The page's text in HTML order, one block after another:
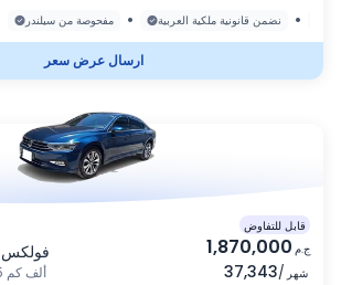
مفحوصة من سيلندر • نضمن قانونية ملكية العربية •
ارسال عرض سعر
فولكس
55 ألف كم
قابل للتفاوض
1,870,000 ج.م
37,343/ شهر